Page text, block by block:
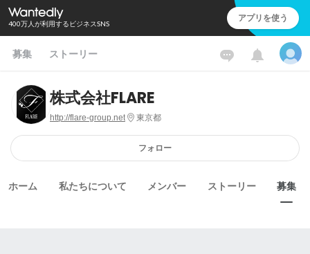
400万人が利用するビジネスSNS アプリを使う
募集 ストーリー
株式会社FLARE
http://flare-group.net 東京都
フォロー
ホーム 私たちについて メンバー ストーリー 募集